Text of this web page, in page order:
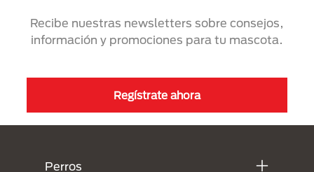
Recibe nuestras newsletters sobre consejos,
información y promociones para tu mascota.
Regístrate ahora
Perros